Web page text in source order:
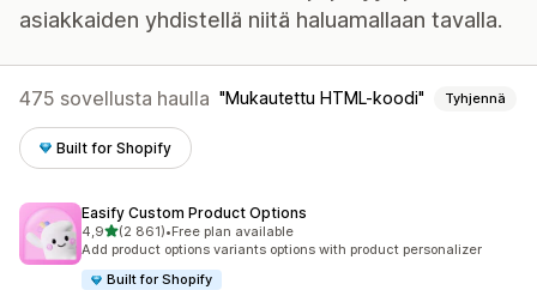
asiakkaiden yhdistellä niitä haluamallaan tavalla.
475 sovellusta haulla Mukautettu HTML-koodi Tyhjennä
Built for Shopify
Easify Custom Product Options
4,9/ 5 tähteä
(2 861)
2861 arvostelua yhteensä
•Free plan available
Add product options variants options with product personalizer
Built for Shopify